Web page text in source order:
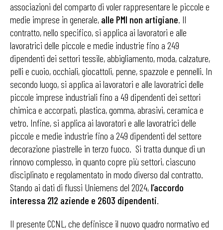
associazioni del comparto di voler rappresentare le piccole e
medie imprese in generale, alle PMI non artigiane. Il
contratto, nello specifico, si applica ai lavoratori e alle
lavoratrici delle piccole e medie industrie fino a 249
dipendenti dei settori tessile, abbigliamento, moda, calzature,
pelli e cuoio, occhiali, giocattoli, penne, spazzole e pennelli. In
secondo luogo, si applica ai lavoratori e alle lavoratrici delle
piccole imprese industriali fino a 49 dipendenti dei settori
chimica e accorpati, plastica, gomma, abrasivi, ceramica e
vetro. Infine, si applica ai lavoratori e alle lavoratrici delle
piccole e medie industrie fino a 249 dipendenti del settore
decorazione piastrelle in terzo fuoco. Si tratta dunque di un
rinnovo complesso, in quanto copre più settori, ciascuno
disciplinato e regolamentato in modo diverso dal contratto.
Stando ai dati di flussi Uniemens del 2024, l’accordo
interessa 212 aziende e 2603 dipendenti.
Il presente CCNL, che definisce il nuovo quadro normativo ed